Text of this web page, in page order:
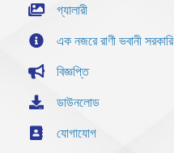
গ্যালারী
এক নজরে রাণী ভবানী সরকারি
বিজ্ঞপ্তি
ডাউনলোড
যোগাযোগ